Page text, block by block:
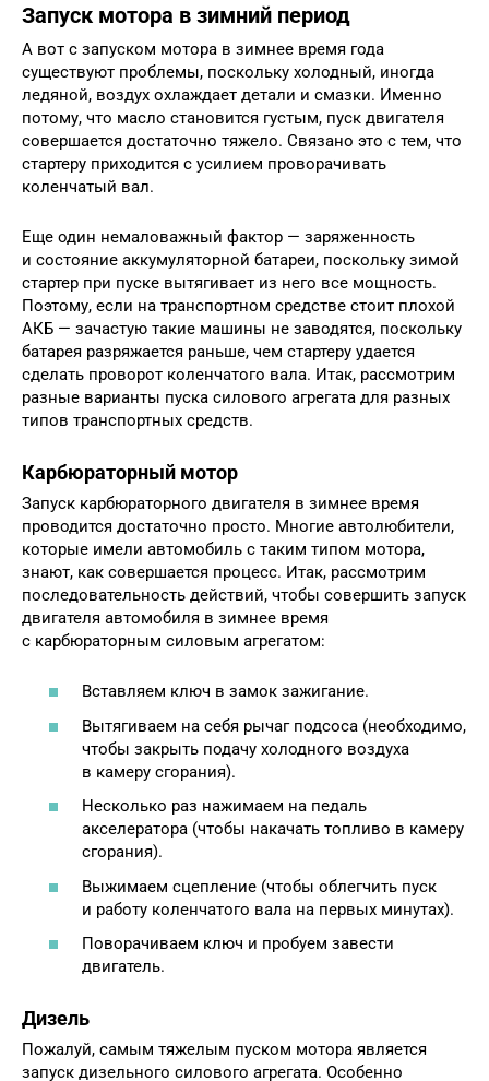
Запуск мотора в зимний период
А вот с запуском мотора в зимнее время года
существуют проблемы, поскольку холодный, иногда
ледяной, воздух охлаждает детали и смазки. Именно
потому, что масло становится густым, пуск двигателя
совершается достаточно тяжело. Связано это с тем, что
стартеру приходится с усилием проворачивать
коленчатый вал.
Еще один немаловажный фактор — заряженность
и состояние аккумуляторной батареи, поскольку зимой
стартер при пуске вытягивает из него все мощность.
Поэтому, если на транспортном средстве стоит плохой
АКБ — зачастую такие машины не заводятся, поскольку
батарея разряжается раньше, чем стартеру удается
сделать проворот коленчатого вала. Итак, рассмотрим
разные варианты пуска силового агрегата для разных
типов транспортных средств.
Карбюраторный мотор
Запуск карбюраторного двигателя в зимнее время
проводится достаточно просто. Многие автолюбители,
которые имели автомобиль с таким типом мотора,
знают, как совершается процесс. Итак, рассмотрим
последовательность действий, чтобы совершить запуск
двигателя автомобиля в зимнее время
с карбюраторным силовым агрегатом:
Вставляем ключ в замок зажигание.
Вытягиваем на себя рычаг подсоса (необходимо,
чтобы закрыть подачу холодного воздуха
в камеру сгорания).
Несколько раз нажимаем на педаль
акселератора (чтобы накачать топливо в камеру
сгорания).
Выжимаем сцепление (чтобы облегчить пуск
и работу коленчатого вала на первых минутах).
Поворачиваем ключ и пробуем завести
двигатель.
Дизель
Пожалуй, самым тяжелым пуском мотора является
запуск дизельного силового агрегата. Особенно